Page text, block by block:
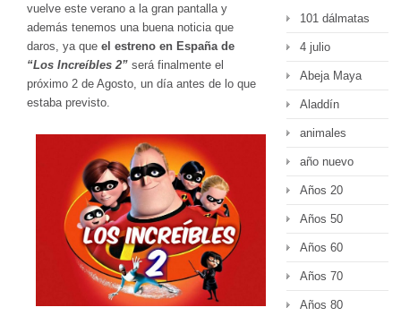
vuelve este verano a la gran pantalla y
además tenemos una buena noticia que
daros, ya que el estreno en España de
“Los Increíbles 2” será finalmente el
próximo 2 de Agosto, un día antes de lo que
estaba previsto.
101 dálmatas
4 julio
Abeja Maya
Aladdín
animales
año nuevo
Años 20
Años 50
Años 60
Años 70
Años 80